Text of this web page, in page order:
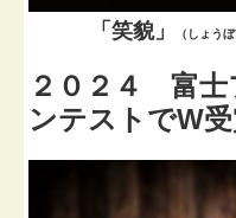
「笑貌」 （しょうぼ
２０２４ 富士
ンテストでW受